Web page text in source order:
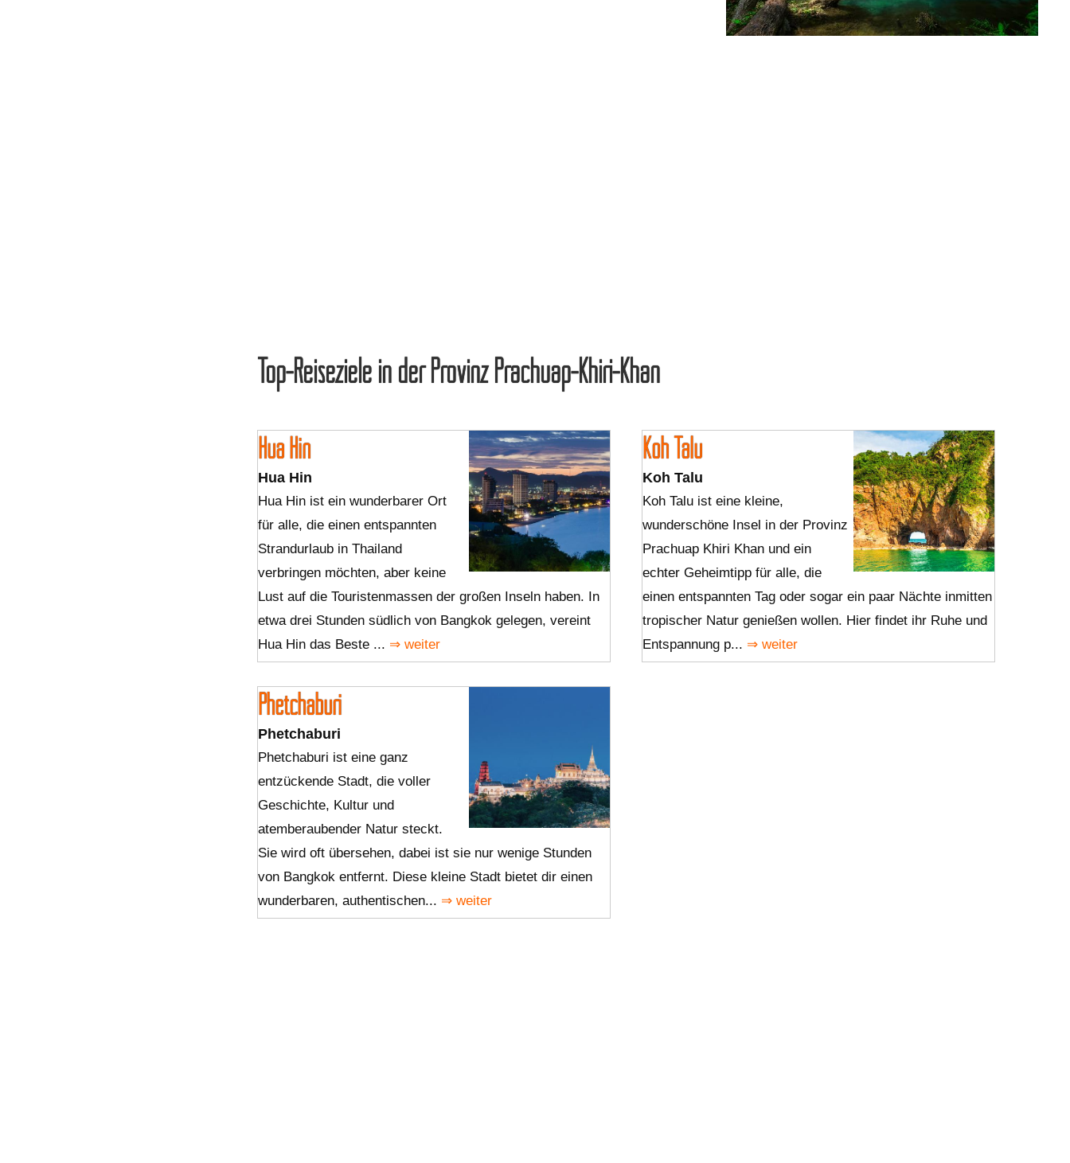
Top-Reiseziele in der Provinz Prachuap-Khiri-Khan
Hua Hin
Hua Hin
Hua Hin ist ein wunderbarer Ort
für alle, die einen entspannten
Strandurlaub in Thailand
verbringen möchten, aber keine
Lust auf die Touristenmassen der großen Inseln haben. In
etwa drei Stunden südlich von Bangkok gelegen, vereint
Hua Hin das Beste ... ⇒ weiter
Koh Talu
Koh Talu
Koh Talu ist eine kleine,
wunderschöne Insel in der Provinz
Prachuap Khiri Khan und ein
echter Geheimtipp für alle, die
einen entspannten Tag oder sogar ein paar Nächte inmitten
tropischer Natur genießen wollen. Hier findet ihr Ruhe und
Entspannung p... ⇒ weiter
Phetchaburi
Phetchaburi
Phetchaburi ist eine ganz
entzückende Stadt, die voller
Geschichte, Kultur und
atemberaubender Natur steckt.
Sie wird oft übersehen, dabei ist sie nur wenige Stunden
von Bangkok entfernt. Diese kleine Stadt bietet dir einen
wunderbaren, authentischen... ⇒ weiter